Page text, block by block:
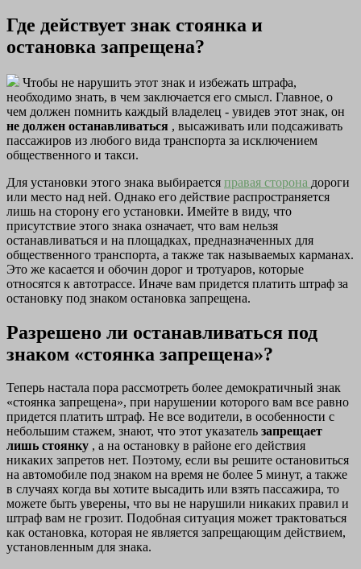
Где действует знак стоянка и
остановка запрещена?
Чтобы не нарушить этот знак и избежать штрафа,
необходимо знать, в чем заключается его смысл. Главное, о
чем должен помнить каждый владелец - увидев этот знак, он
не должен останавливаться , высаживать или подсаживать
пассажиров из любого вида транспорта за исключением
общественного и такси.
Для установки этого знака выбирается правая сторона дороги
или место над ней. Однако его действие распространяется
лишь на сторону его установки. Имейте в виду, что
присутствие этого знака означает, что вам нельзя
останавливаться и на площадках, предназначенных для
общественного транспорта, а также так называемых карманах.
Это же касается и обочин дорог и тротуаров, которые
относятся к автотрассе. Иначе вам придется платить штраф за
остановку под знаком остановка запрещена.
Разрешено ли останавливаться под
знаком «стоянка запрещена»?
Теперь настала пора рассмотреть более демократичный знак
«стоянка запрещена», при нарушении которого вам все равно
придется платить штраф. Не все водители, в особенности с
небольшим стажем, знают, что этот указатель запрещает
лишь стоянку , а на остановку в районе его действия
никаких запретов нет. Поэтому, если вы решите остановиться
на автомобиле под знаком на время не более 5 минут, а также
в случаях когда вы хотите высадить или взять пассажира, то
можете быть уверены, что вы не нарушили никаких правил и
штраф вам не грозит. Подобная ситуация может трактоваться
как остановка, которая не является запрещающим действием,
установленным для знака.